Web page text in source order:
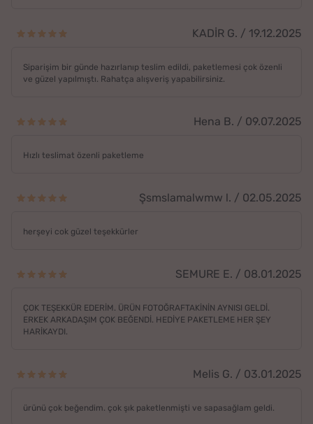
KADİR G. / 19.12.2025
Siparişim bir günde hazırlanıp teslim edildi, paketlemesi çok özenli
ve güzel yapılmıştı. Rahatça alışveriş yapabilirsiniz.
Hena B. / 09.07.2025
Hızlı teslimat özenli paketleme
Şsmslamalwmw l. / 02.05.2025
herşeyi cok güzel teşekkürler
SEMURE E. / 08.01.2025
ÇOK TEŞEKKÜR EDERİM. ÜRÜN FOTOĞRAFTAKİNİN AYNISI GELDİ.
ERKEK ARKADAŞIM ÇOK BEĞENDİ. HEDİYE PAKETLEME HER ŞEY
HARİKAYDI.
Melis G. / 03.01.2025
ürünü çok beğendim. çok şık paketlenmişti ve sapasağlam geldi.